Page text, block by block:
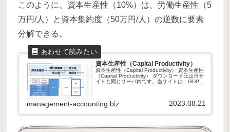
このように、資本生産性（10%）は、労働生産性（5
万円/人）と資本集約度（50万円/人）の逆数に要素
分解できる。
資本生産性（Capital Productivity）
資本生産性（Capital Productivity） 資本生産性
（Capital Productivity） ダウンロード元は当サ
イトと同じサーバ内です。当サイトは、GDPR
management-accounting.biz 2023.08.21